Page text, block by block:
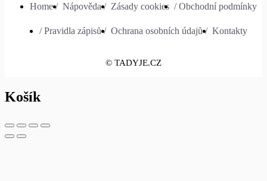
Home / Nápověda / Zásady cookies / Obchodní podmínky
/ Pravidla zápisů / Ochrana osobních údajů / Kontakty
© TADYJE.CZ
Košík